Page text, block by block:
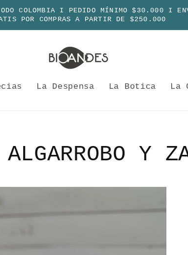
COLOMBIA I PEDIDO MÍNIMO $30.000 I
POR COMPRAS A PARTIR DE $250.000
La Despensa La Botica La
Y